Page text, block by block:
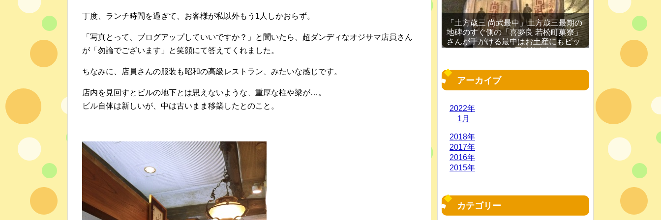
丁度、ランチ時間を過ぎて、お客様が私以外もう1人しかおらず。
「写真とって、ブログアップしていいですか？」と聞いたら、超ダンディなオジサマ店員さん
が「勿論でございます」と笑顔にて答えてくれました。
ちなみに、店員さんの服装も昭和の高級レストラン、みたいな感じです。
店内を見回すとビルの地下とは思えないような、重厚な柱や梁が…。
ビル自体は新しいが、中は古いまま移築したとのこと。
「土方歳三 尚武最中」土方歳三最期の
地碑のすぐ側の「喜夢良 若松町菓寮」
さんが手がける最中はお土産にもピッ
アーカイブ
2022年
1月
2018年
2017年
2016年
2015年
カテゴリー